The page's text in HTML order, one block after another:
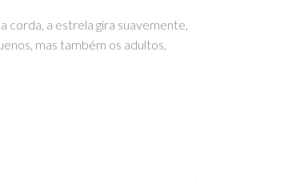
corda, a estrela gira suavemente,
mas também os adultos,